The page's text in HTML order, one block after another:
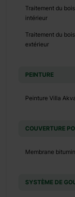
Traitement du
intérieur
Traitement du
extérieur
PEINTURE
Peinture Villa
COUVERTURE
Membrane
SYSTÈME DE
+ 0 €
+ 150 €
+ 0 €
+ 290 €
+ 480 €